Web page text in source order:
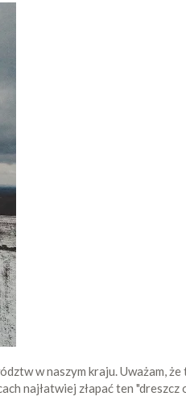
w naszym kraju. Uważam,
najłatwiej złapać ten "dreszcz